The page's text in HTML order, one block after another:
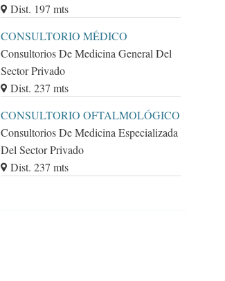
Dist. 197 mts
CONSULTORIO MÉDICO
Consultorios De Medicina General Del
Sector Privado
Dist. 237 mts
CONSULTORIO OFTALMOLÓGICO
Consultorios De Medicina Especializada
Del Sector Privado
Dist. 237 mts